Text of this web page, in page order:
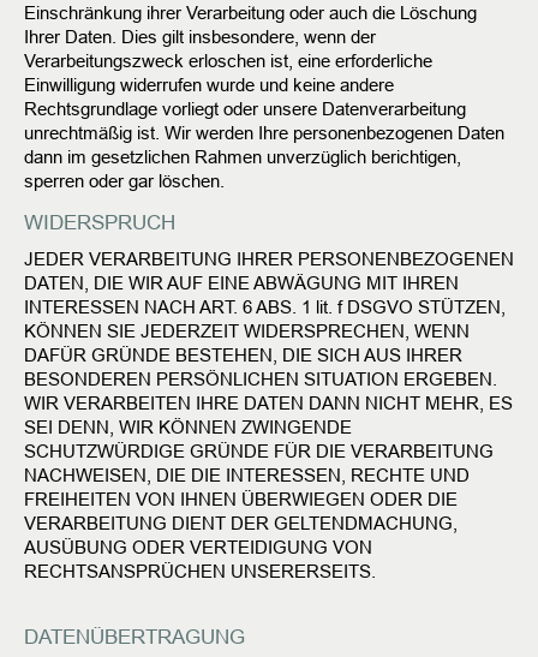
Einschränkung ihrer Verarbeitung oder auch die Löschung
Ihrer Daten. Dies gilt insbesondere, wenn der
Verarbeitungszweck erloschen ist, eine erforderliche
Einwilligung widerrufen wurde und keine andere
Rechtsgrundlage vorliegt oder unsere Datenverarbeitung
unrechtmäßig ist. Wir werden Ihre personenbezogenen Daten
dann im gesetzlichen Rahmen unverzüglich berichtigen,
sperren oder gar löschen.
WIDERSPRUCH
JEDER VERARBEITUNG IHRER PERSONENBEZOGENEN
DATEN, DIE WIR AUF EINE ABWÄGUNG MIT IHREN
INTERESSEN NACH ART. 6 ABS. 1 lit. f DSGVO STÜTZEN,
KÖNNEN SIE JEDERZEIT WIDERSPRECHEN, WENN
DAFÜR GRÜNDE BESTEHEN, DIE SICH AUS IHRER
BESONDEREN PERSÖNLICHEN SITUATION ERGEBEN.
WIR VERARBEITEN IHRE DATEN DANN NICHT MEHR, ES
SEI DENN, WIR KÖNNEN ZWINGENDE
SCHUTZWÜRDIGE GRÜNDE FÜR DIE VERARBEITUNG
NACHWEISEN, DIE DIE INTERESSEN, RECHTE UND
FREIHEITEN VON IHNEN ÜBERWIEGEN ODER DIE
VERARBEITUNG DIENT DER GELTENDMACHUNG,
AUSÜBUNG ODER VERTEIDIGUNG VON
RECHTSANSPRÜCHEN UNSERERSEITS.
DATENÜBERTRAGUNG